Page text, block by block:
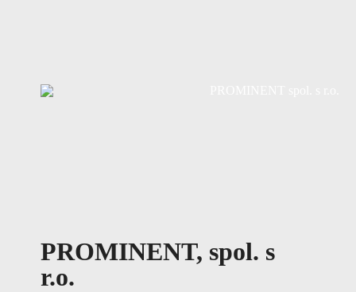
PROMINENT, spol. s
r.o.